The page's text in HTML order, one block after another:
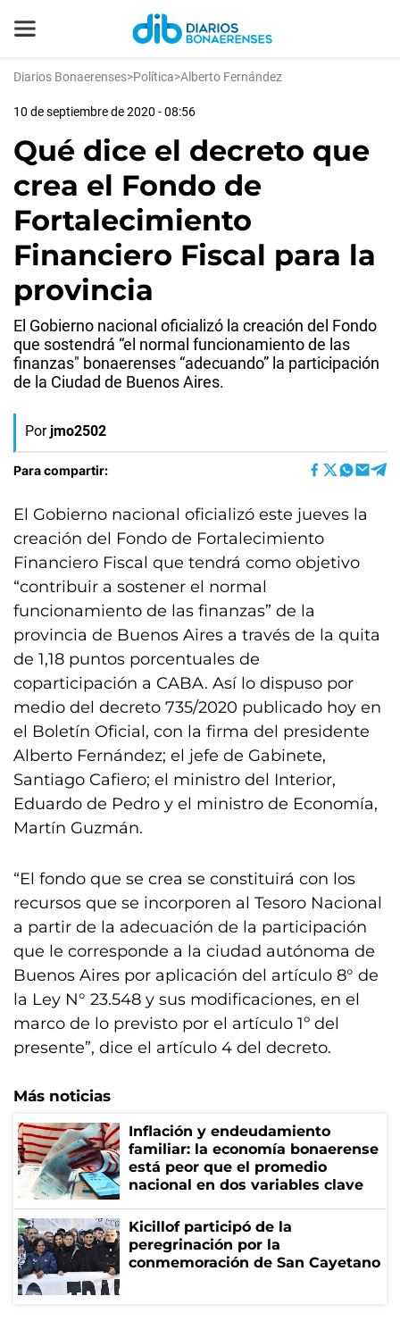
Diarios Bonaerenses>Política>Alberto Fernández
10 de septiembre de 2020 - 08:56
Qué dice el decreto que
crea el Fondo de
Fortalecimiento
Financiero Fiscal para la
provincia
El Gobierno nacional oficializó la creación del Fondo
que sostendrá “el normal funcionamiento de las
finanzas" bonaerenses “adecuando” la participación
de la Ciudad de Buenos Aires.
Por jmo2502
Para compartir:
El Gobierno nacional oficializó este jueves la
creación del Fondo de Fortalecimiento
Financiero Fiscal que tendrá como objetivo
“contribuir a sostener el normal
funcionamiento de las finanzas” de la
provincia de Buenos Aires a través de la quita
de 1,18 puntos porcentuales de
coparticipación a CABA. Así lo dispuso por
medio del decreto 735/2020 publicado hoy en
el Boletín Oficial, con la firma del presidente
Alberto Fernández; el jefe de Gabinete,
Santiago Cafiero; el ministro del Interior,
Eduardo de Pedro y el ministro de Economía,
Martín Guzmán.
“El fondo que se crea se constituirá con los
recursos que se incorporen al Tesoro Nacional
a partir de la adecuación de la participación
que le corresponde a la ciudad autónoma de
Buenos Aires por aplicación del artículo 8° de
la Ley N° 23.548 y sus modificaciones, en el
marco de lo previsto por el artículo 1º del
presente”, dice el artículo 4 del decreto.
Más noticias
Inflación y endeudamiento
familiar: la economía bonaerense
está peor que el promedio
nacional en dos variables clave
Kicillof participó de la
peregrinación por la
conmemoración de San Cayetano